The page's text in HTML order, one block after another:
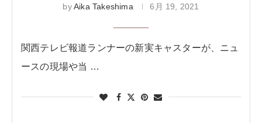
byAika Takeshima 6月 19, 2021
関西テレビ報道ランナーの新実キャスターが、ニュ
ースの現場や当 …